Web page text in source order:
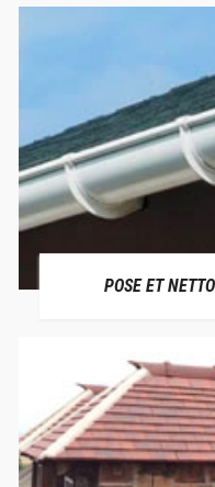
POSE ET